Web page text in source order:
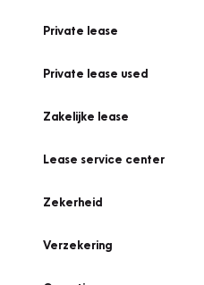
Private lease
Private lease used
Zakelijke lease
Lease service center
Zekerheid
Verzekering